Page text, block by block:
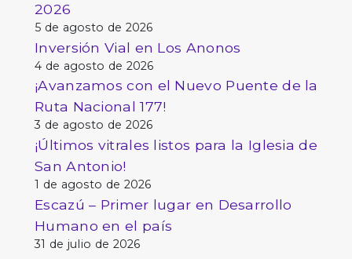
2026
5 de agosto de 2026
Inversión Vial en Los Anonos
4 de agosto de 2026
¡Avanzamos con el Nuevo Puente de la
Ruta Nacional 177!
3 de agosto de 2026
¡Últimos vitrales listos para la Iglesia de
San Antonio!
1 de agosto de 2026
Escazú – Primer lugar en Desarrollo
Humano en el país
31 de julio de 2026